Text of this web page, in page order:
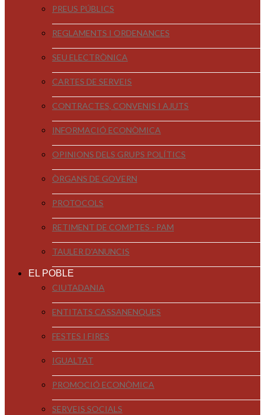
PREUS PÚBLICS
REGLAMENTS I ORDENANCES
SEU ELECTRÒNICA
CARTES DE SERVEIS
CONTRACTES, CONVENIS I AJUTS
INFORMACIÓ ECONÒMICA
OPINIONS DELS GRUPS POLÍTICS
ÒRGANS DE GOVERN
PROTOCOLS
RETIMENT DE COMPTES - PAM
TAULER D'ANUNCIS
EL POBLE
CIUTADANIA
ENTITATS CASSANENQUES
FESTES I FIRES
IGUALTAT
PROMOCIÓ ECONÒMICA
SERVEIS SOCIALS